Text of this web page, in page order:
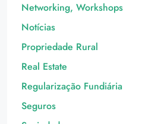
Networking, Workshops
Notícias
Propriedade Rural
Real Estate
Regularização Fundiária
Seguros